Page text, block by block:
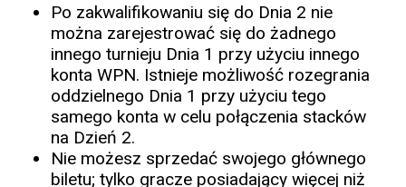
Po zakwalifikowaniu się do Dnia 2 nie
można zarejestrować się do żadnego
innego turnieju Dnia 1 przy użyciu innego
konta WPN. Istnieje możliwość rozegrania
oddzielnego Dnia 1 przy użyciu tego
samego konta w celu połączenia stacków
na Dzień 2.
Nie możesz sprzedać swojego głównego
biletu; tylko gracze posiadający więcej niż